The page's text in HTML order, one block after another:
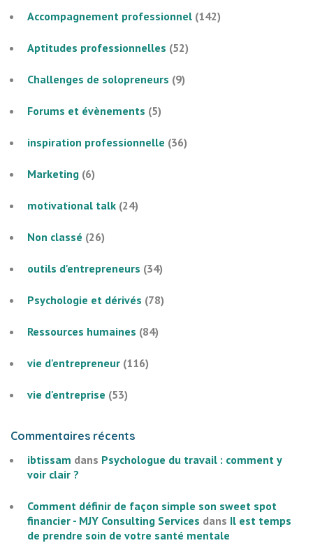
Accompagnement professionnel (142)
Aptitudes professionnelles (52)
Challenges de solopreneurs (9)
Forums et évènements (5)
inspiration professionnelle (36)
Marketing (6)
motivational talk (24)
Non classé (26)
outils d'entrepreneurs (34)
Psychologie et dérivés (78)
Ressources humaines (84)
vie d'entrepreneur (116)
vie d'entreprise (53)
Commentaires récents
ibtissam dans Psychologue du travail : comment y
voir clair ?
Comment définir de façon simple son sweet spot
financier - MJY Consulting Services dans Il est temps
de prendre soin de votre santé mentale